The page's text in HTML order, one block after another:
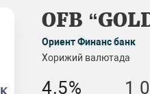
OFB
Ориент Финанс банк
Хорижий валютада
4.5% 1